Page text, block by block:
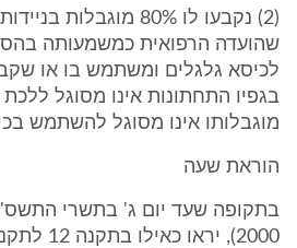
(2) נקבעו לו 80%
שהועדה הרפואית כמשמעותה
לכיסא גלגלים ומשתמש בו או
בגפיו התחתונות אינו מסוגל
מוגבלותו אינו מסוגל להשתמש
הוראת שעה
2000),